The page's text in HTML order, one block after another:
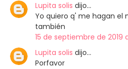
Lupita solis dijo…
Yo quiero q' me hagan el
también
15 de septiembre de 2019
Lupita solis dijo…
Porfavor